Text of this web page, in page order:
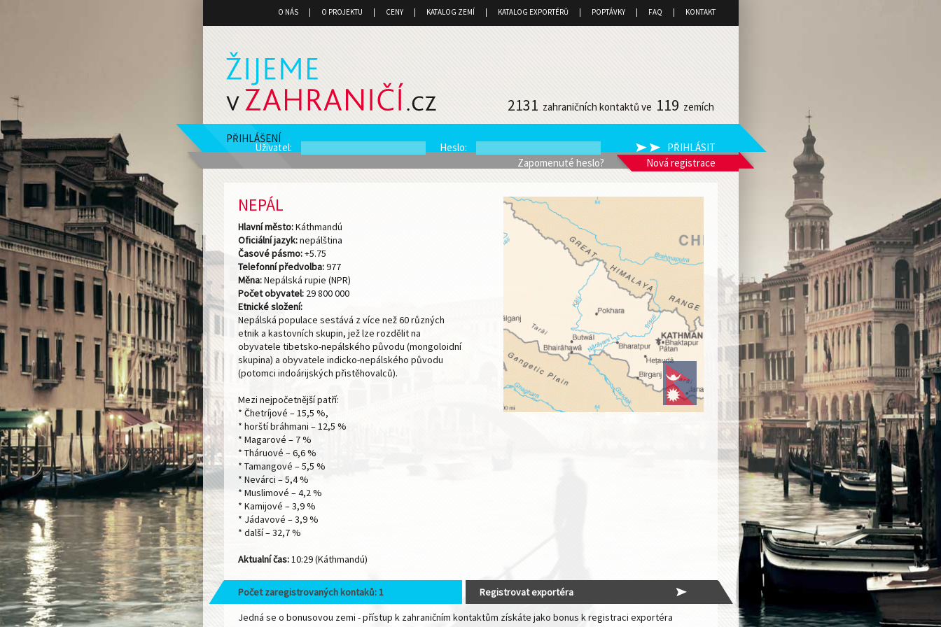
O NÁS O PROJEKTU CENY KATALOG ZEMÍ KATALOG EXPORTÉRŮ POPTÁVKY FAQ KONTAKT
2131 zahraničních kontaktů ve 119 zemích
PŘIHLÁŠENÍ
Uživatel: Heslo:
Nová registrace
Zapomenuté heslo?
NEPÁL
Hlavní město:Káthmandú
Oficiální jazyk:nepálština
Časové pásmo:+5.75
Telefonní předvolba:977
Měna:Nepálská rupie (NPR)
Počet obyvatel:29 800 000
Etnické složení:
Nepálská populace sestává z více než 60 různých
etnik a kastovních skupin, jež lze rozdělit na
obyvatele tibetsko-nepálského původu (mongoloidní
skupina) a obyvatele indicko-nepálského původu
(potomci indoárijských přistěhovalců).
Mezi nejpočetnější patří:
* Čhetríjové – 15,5 %,
* horští bráhmani – 12,5 %
* Magarové – 7 %
* Tháruové – 6,6 %
* Tamangové – 5,5 %
* Nevárci – 5,4 %
* Muslimové – 4,2 %
* Kamijové – 3,9 %
* Jádavové – 3,9 %
* další – 32,7 %
Aktualní čas:10:29 (Káthmandú)
Počet zaregistrovaných kontaků: 1
Registrovat exportéra
Jedná se o bonusovou zemi - přístup k zahraničním kontaktům získáte jako bonus k registraci exportéra